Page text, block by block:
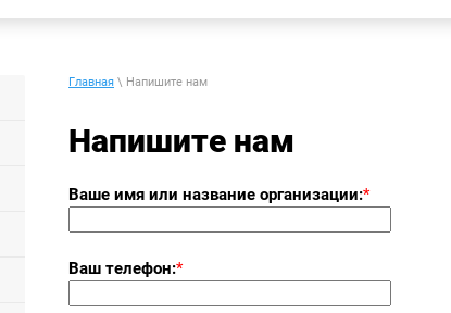
Главная \ Напишите нам
Напишите нам
Ваше имя или название организации:*
Ваш телефон:*